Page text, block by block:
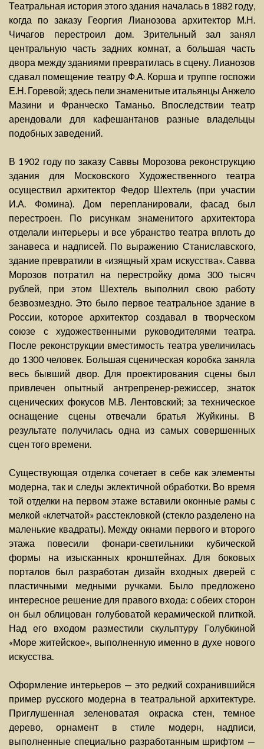
Театральная история этого здания началась в 1882 году,
когда по заказу Георгия Лианозова архитектор М.Н.
Чичагов перестроил дом. Зрительный зал занял
центральную часть задних комнат, а большая часть
двора между зданиями превратилась в сцену. Лианозов
сдавал помещение театру Ф.А. Корша и труппе госпожи
Е.Н. Горевой; здесь пели знаменитые итальянцы Анжело
Мазини и Франческо Таманьо. Впоследствии театр
арендовали для кафешантанов разные владельцы
подобных заведений.
В 1902 году по заказу Саввы Морозова реконструкцию
здания для Московского Художественного театра
осуществил архитектор Федор Шехтель (при участии
И.А. Фомина). Дом перепланировали, фасад был
перестроен. По рисункам знаменитого архитектора
отделали интерьеры и все убранство театра вплоть до
занавеса и надписей. По выражению Станиславского,
здание превратили в «изящный храм искусства». Савва
Морозов потратил на перестройку дома 300 тысяч
рублей, при этом Шехтель выполнил свою работу
безвозмездно. Это было первое театральное здание в
России, которое архитектор создавал в творческом
союзе с художественными руководителями театра.
После реконструкции вместимость театра увеличилась
до 1300 человек. Большая сценическая коробка заняла
весь бывший двор. Для проектирования сцены был
привлечен опытный антрепренер-режиссер, знаток
сценических фокусов М.В. Лентовский; за техническое
оснащение сцены отвечали братья Жуйкины. В
результате получилась одна из самых совершенных
сцен того времени.
Существующая отделка сочетает в себе как элементы
модерна, так и следы эклектичной обработки. Во время
той отделки на первом этаже вставили оконные рамы с
мелкой «клетчатой» расстекловкой (стекло разделено на
маленькие квадраты). Между окнами первого и второго
этажа повесили фонари-светильники кубической
формы на изысканных кронштейнах. Для боковых
порталов был разработан дизайн входных дверей с
пластичными медными ручками. Было предложено
интересное решение для правого входа: с обеих сторон
он был облицован голубоватой керамической плиткой.
Над его входом разместили скульптуру Голубкиной
«Море житейское», выполненную именно в духе нового
искусства.
Оформление интерьеров — это редкий сохранившийся
пример русского модерна в театральной архитектуре.
Приглушенная зеленоватая окраска стен, темное
дерево, орнамент в стиле модерн, надписи,
выполненные специально разработанным шрифтом —